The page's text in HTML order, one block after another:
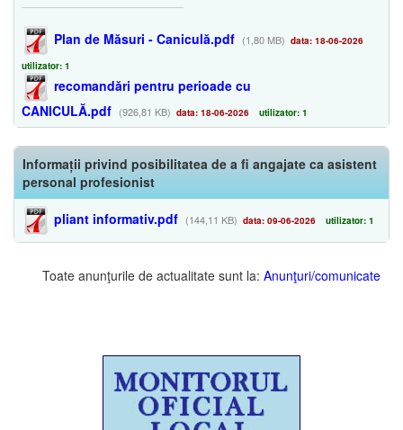
Plan de Măsuri - Caniculă.pdf (1,80 MB) data: 18-06-2026
utilizator: 1
recomandări pentru perioade cu
CANICULĂ.pdf (926,81 KB) data: 18-06-2026 utilizator: 1
Informații privind posibilitatea de a fi angajate ca asistent
personal profesionist
pliant informativ.pdf (144,11 KB) data: 09-06-2026 utilizator: 1
Toate anunţurile de actualitate sunt la: Anunţuri/comunicate